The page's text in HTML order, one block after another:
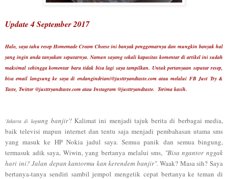
Update 4 September 2017
Halo, saya tahu resep Homemade Cream Cheese ini banyak penggemarnya dan mungkin banyak hal
yang ingin anda tanyakan seputarnya. Namun sayang sekali kapasitas komentar di artikel ini sudah
maksimal sehingga komentar baru tidak bisa lagi saya tampilkan. Untuk pertanyaan seputar resep,
bisa email langsung ke saya di endangindriani@justtryandtaste.com atau melalui FB Just Try &
Taste, Twitter @justtryandtaste.com atau Instagram @justtryandtaste. Terima kasih.
'Jakarta di kepung banjir'! Kalimat ini menjadi tajuk berita di berbagai media,
baik televisimapun internet dantentu saja menjadi pembahasan utama sms
yang masuk ke HP Nokia jadul saya.Semua panik dan semua bingung,
termasuk adik saya, Wiwin,yang bertanya melalui sms, "Bisa ngantor nggak
hari ini?Jalan depan kantormu kan kerendem banjir". Waak? Masa sih?Saya
bertanya-tanya sendiri sambiljempol mengetik cepat bertanya ke temandi